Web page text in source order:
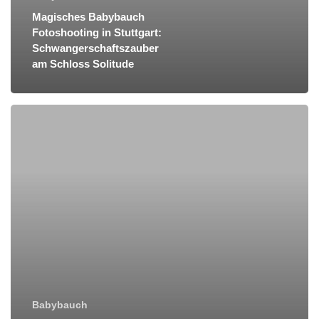
Magisches Babybauch
Fotoshooting in Stuttgart:
Schwangerschaftszauber
am Schloss Solitude
Babybauch